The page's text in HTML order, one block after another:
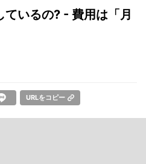
ているの? - 費用は「月
URLをコピー